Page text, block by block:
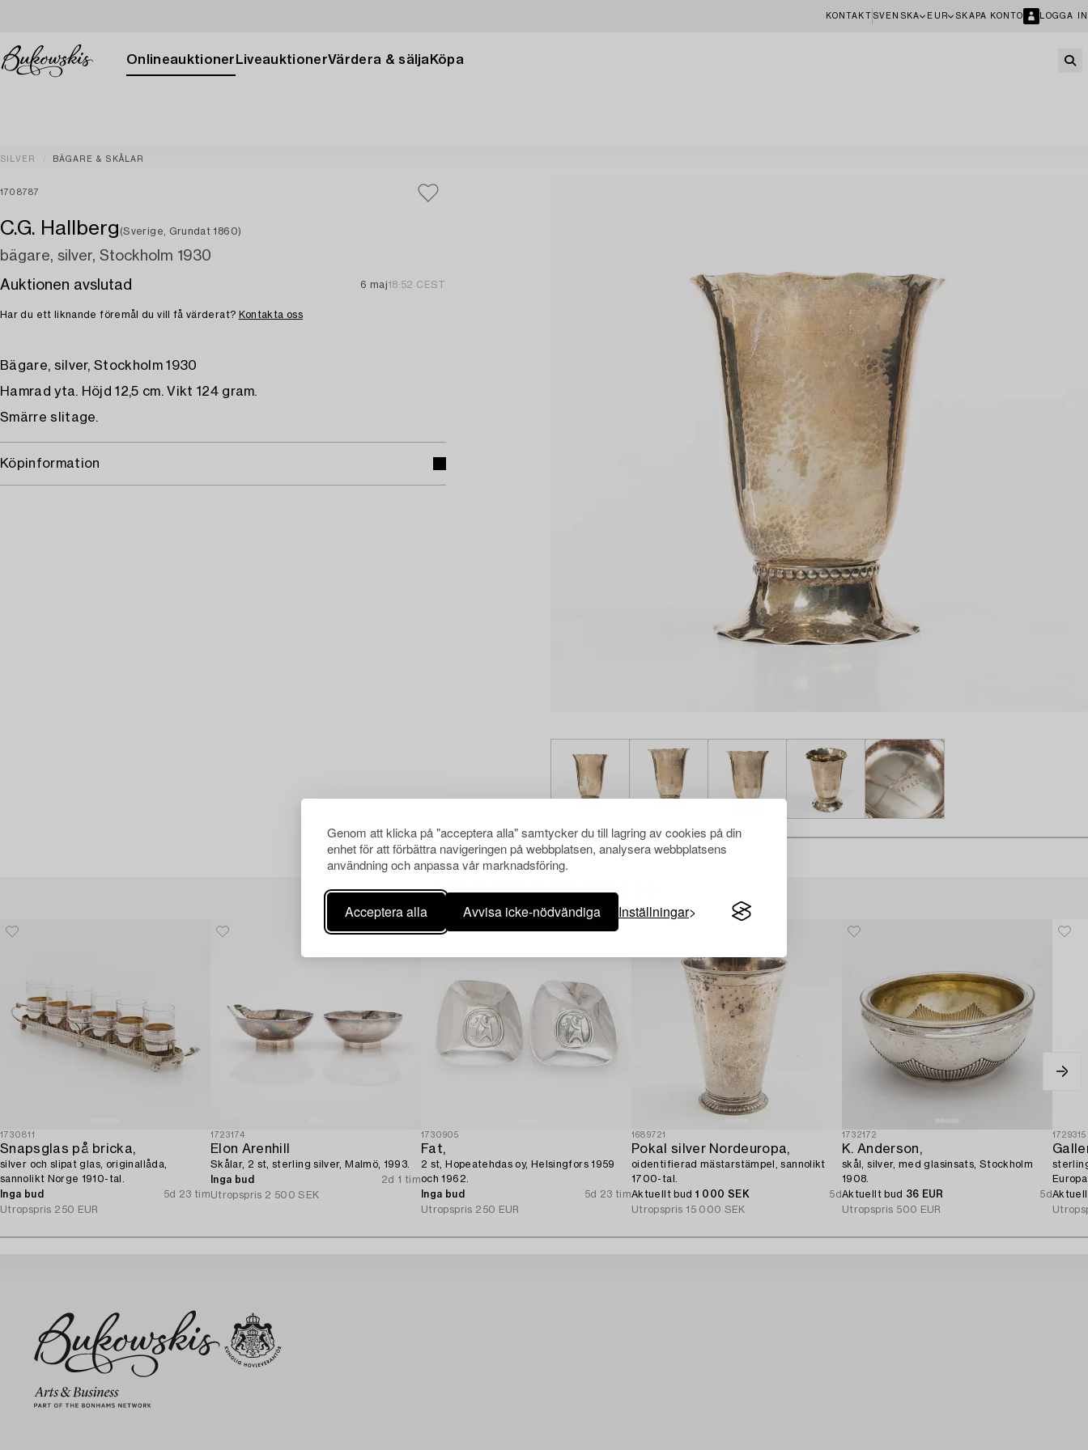
Genom att klicka på "acceptera alla" samtycker du till lagring av cookies på din
enhet för att förbättra navigeringen på webbplatsen, analysera webbplatsens
användning och anpassa vår marknadsföring.
Acceptera alla Avvisa icke-nödvändiga Inställningar
KONTAKT SVENSKA EUR SKAPA KONTO LOGGA IN
Onlineauktioner LiveauktionerVärdera & sälja Köpa
SILVER BÄGARE & SKÅLAR
1708787
C.G. Hallberg (Sverige, Grundat 1860)
bägare, silver, Stockholm 1930
Auktionen avslutad
6 maj18:52 CEST
Har du ett liknande föremål du vill få värderat? Kontakta oss
Bägare, silver, Stockholm 1930
Hamrad yta. Höjd 12,5 cm. Vikt 124 gram.
Smärre slitage.
Köpinformation
Andra har även tittat på
1730811
Snapsglas på bricka,
silver och slipat glas, originallåda,
sannolikt Norge 1910-tal.
Inga bud
5d 23 tim
Utropspris 250 EUR
1723174
Elon Arenhill
Skålar, 2 st, sterling silver, Malmö, 1993.
Inga bud
2d 1 tim
Utropspris 2 500 SEK
1730905
Fat,
2 st, Hopeatehdas oy, Helsingfors 1959
och 1962.
Inga bud
5d 23 tim
Utropspris 250 EUR
1689721
Pokal silver Nordeuropa,
oidentifierad mästarstämpel, sannolikt
1700-tal.
Aktuellt bud 1 000 SEK
5d
Utropspris 15 000 SEK
1732172
K. Anderson,
skål, silver, med glasinsats, Stockholm
1908.
Aktuellt bud 36 EUR
5d
Utropspris 500 EUR
1729315